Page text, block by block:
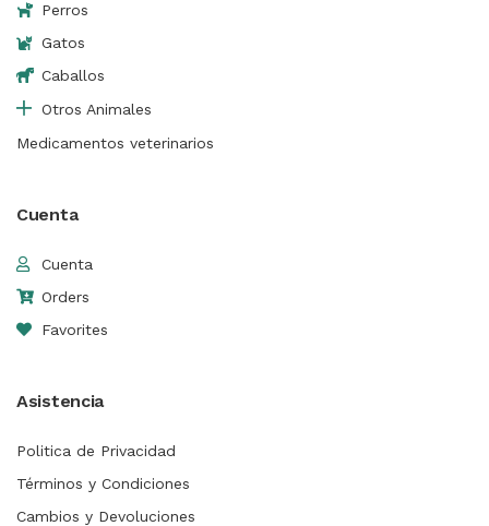
Perros
Gatos
Caballos
Otros Animales
Medicamentos veterinarios
Cuenta
Cuenta
Orders
Favorites
Asistencia
Politica de Privacidad
Términos y Condiciones
Cambios y Devoluciones